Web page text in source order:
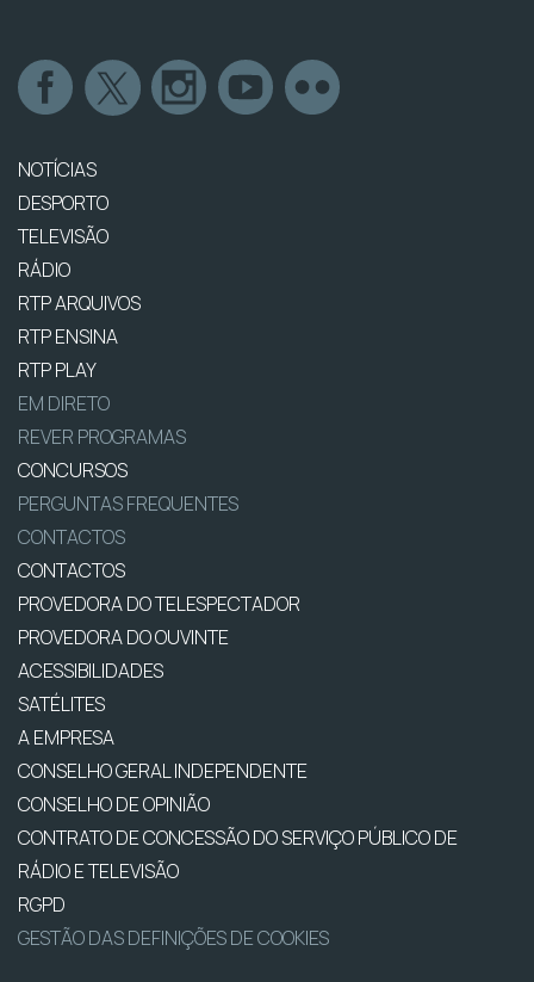
NOTÍCIAS
DESPORTO
TELEVISÃO
RÁDIO
RTP ARQUIVOS
RTP ENSINA
RTP PLAY
EM DIRETO
REVER PROGRAMAS
CONCURSOS
PERGUNTAS FREQUENTES
CONTACTOS
CONTACTOS
PROVEDORA DO TELESPECTADOR
PROVEDORA DO OUVINTE
ACESSIBILIDADES
SATÉLITES
A EMPRESA
CONSELHO GERAL INDEPENDENTE
CONSELHO DE OPINIÃO
CONTRATO DE CONCESSÃO DO SERVIÇO PÚBLICO DE
RÁDIO E TELEVISÃO
RGPD
GESTÃO DAS DEFINIÇÕES DE COOKIES